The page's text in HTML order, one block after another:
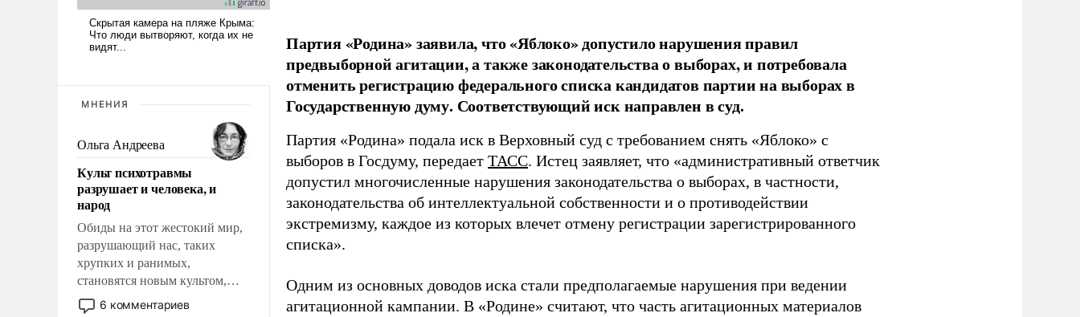
МНЕНИЯ
Ольга Андреева
Культ психотравмы
разрушает и человека, и
народ
Обиды на этот жестокий мир,
разрушающий нас, таких
хрупких и ранимых,
становятся новым культом,
постепенно вытесняя и
6 комментариев
Партия «Родина» заявила, что «Яблоко» допустило нарушения правил
предвыборной агитации, а также законодательства о выборах, и потребовала
отменить регистрацию федерального списка кандидатов партии на выборах в
Государственную думу. Соответствующий иск направлен в суд.
Партия «Родина» подала иск в Верховный суд с требованием снять «Яблоко» с
выборов в Госдуму, передает ТАСС. Истец заявляет, что «административный ответчик
допустил многочисленные нарушения законодательства о выборах, в частности,
законодательства об интеллектуальной собственности и о противодействии
экстремизму, каждое из которых влечет отмену регистрации зарегистрированного
списка».
Одним из основных доводов иска стали предполагаемые нарушения при ведении
агитационной кампании. В «Родине» считают, что часть агитационных материалов